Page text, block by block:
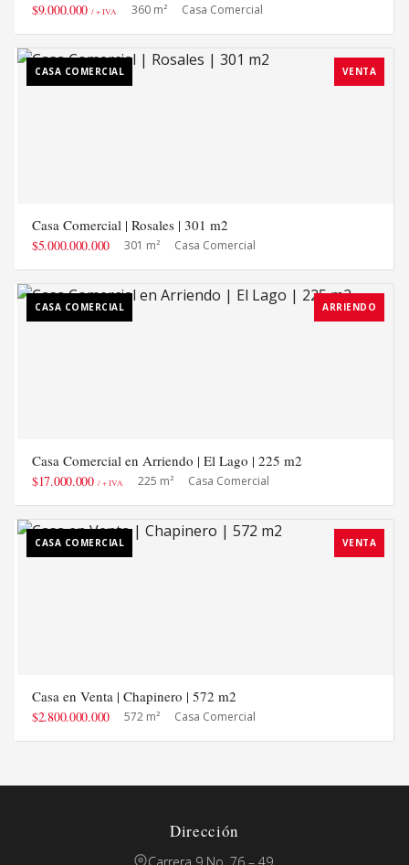
$9.000.000 / + IVA 360 m² Casa Comercial
CASA COMERCIAL VENTA
Casa Comercial | Rosales | 301 m2
$5.000.000.000 301 m² Casa Comercial
CASA COMERCIAL ARRIENDO
Casa Comercial en Arriendo | El Lago | 225 m2
$17.000.000 / + IVA 225 m² Casa Comercial
CASA COMERCIAL VENTA
Casa en Venta | Chapinero | 572 m2
$2.800.000.000 572 m² Casa Comercial
Dirección